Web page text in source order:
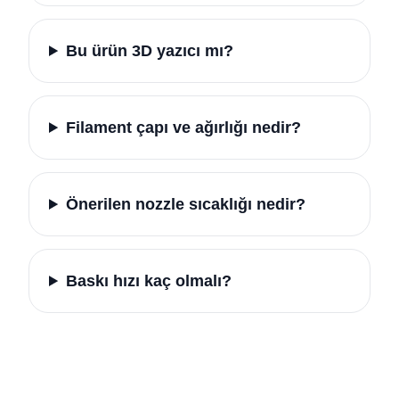
Bu ürün 3D yazıcı mı?
Filament çapı ve ağırlığı nedir?
Önerilen nozzle sıcaklığı nedir?
Baskı hızı kaç olmalı?